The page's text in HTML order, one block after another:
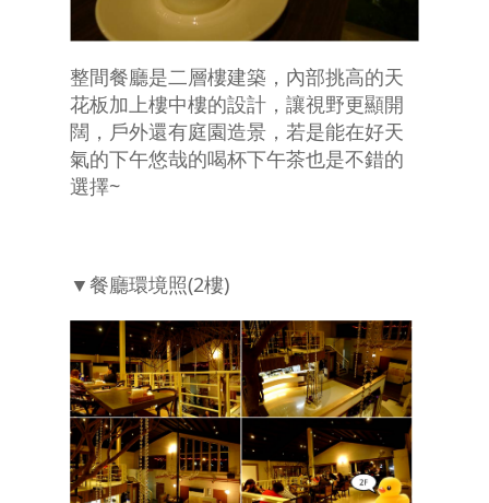
整間餐廳是二層樓建築，內部挑高的天
花板加上樓中樓的設計，讓視野更顯開
闊，戶外還有庭園造景，若是能在好天
氣的下午悠哉的喝杯下午茶也是不錯的
選擇~
▼餐廳環境照(2樓)